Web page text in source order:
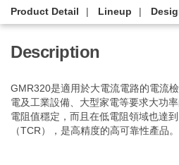
Product Detail Lineup
Description
GMR320是適用於大電流電路的電流
電及工業設備、大型家電等要求大功
電阻值穩定，而且在低電阻領域也達
（TCR），是高精度的高可靠性產品。